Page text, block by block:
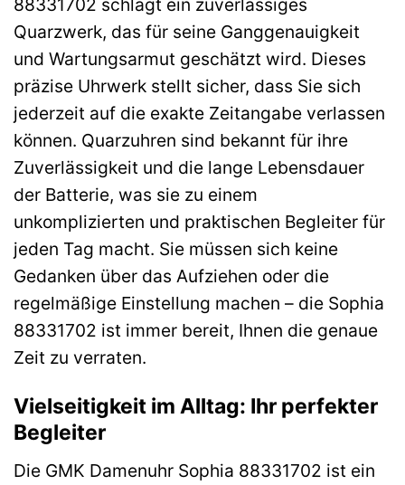
88331702 schlägt ein zuverlässiges
Quarzwerk, das für seine Ganggenauigkeit
und Wartungsarmut geschätzt wird. Dieses
präzise Uhrwerk stellt sicher, dass Sie sich
jederzeit auf die exakte Zeitangabe verlassen
können. Quarzuhren sind bekannt für ihre
Zuverlässigkeit und die lange Lebensdauer
der Batterie, was sie zu einem
unkomplizierten und praktischen Begleiter für
jeden Tag macht. Sie müssen sich keine
Gedanken über das Aufziehen oder die
regelmäßige Einstellung machen – die Sophia
88331702 ist immer bereit, Ihnen die genaue
Zeit zu verraten.
Vielseitigkeit im Alltag: Ihr perfekter
Begleiter
Die GMK Damenuhr Sophia 88331702 ist ein